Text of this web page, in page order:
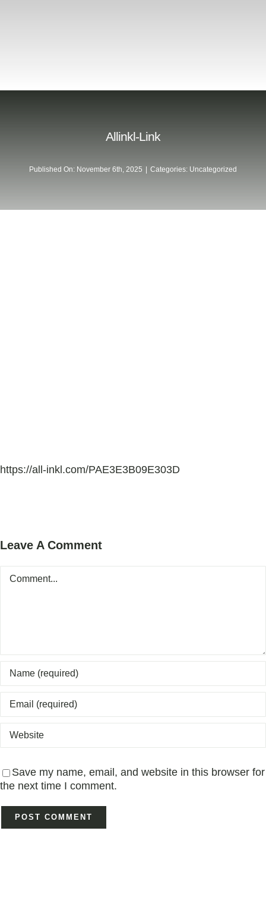
Allinkl-Link
Published On: November 6th, 2025 Categories: Uncategorized
https://all-inkl.com/PAE3E3B09E303D
Leave A Comment
Save my name, email, and website in this browser for
the next time I comment.